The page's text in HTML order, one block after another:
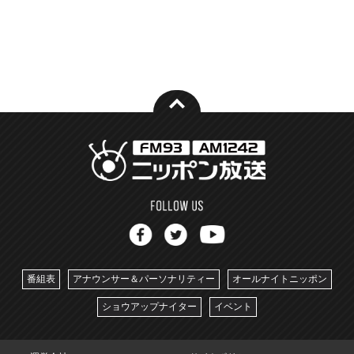
番組表 アナウンサー＆パーソナリティー オールナイトニッポン
ショウアップナイター イベント